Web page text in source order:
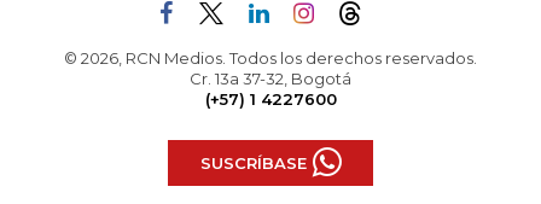
© 2026, RCN Medios. Todos los derechos reservados.
Cr. 13a 37-32, Bogotá
(+57) 1 4227600
SUSCRÍBASE